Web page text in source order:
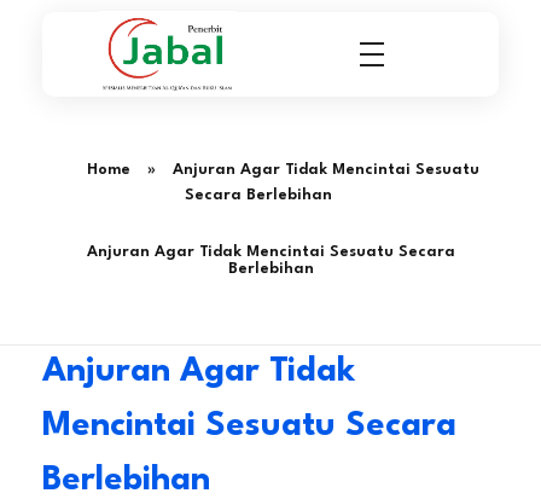
Home »
Anjuran Agar Tidak Mencintai Sesuatu
Secara Berlebihan
Anjuran Agar Tidak Mencintai Sesuatu Secara
Berlebihan
Anjuran Agar Tidak
Mencintai Sesuatu Secara
Berlebihan